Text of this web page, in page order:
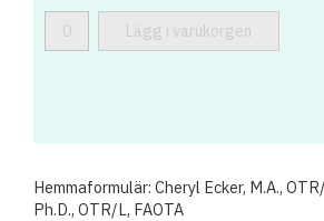
Lägg i varukorgen
Hemmaformulär: Cheryl Ecker, M.A.,
Ph.D., OTR/L, FAOTA